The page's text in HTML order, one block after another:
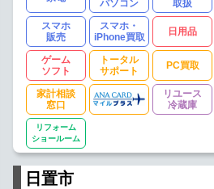
パソコン
取扱
スマホ
販売
スマホ・
iPhone買取
日用品
ゲーム
ソフト
トータル
サポート
PC買取
家計相談
窓口
リユース
冷蔵庫
リフォーム
ショールーム
日置市